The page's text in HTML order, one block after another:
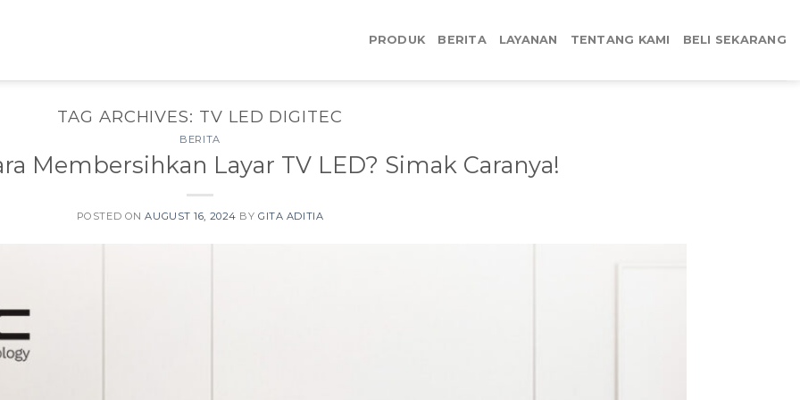
PRODUK BERITA LAYANAN TENTANG KAMI BELI SEKARANG
TAG ARCHIVES: TV LED DIGITEC
BERITA
Membersihkan Layar TV LED? Simak Caranya!
POSTED ONAUGUST 16, 2024 BYGITA ADITIA